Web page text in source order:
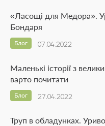
«Ласощі для Медора».
Бондаря
07.04.2022
Блог
Маленькі історії з
варто почитати
27.04.2022
Блог
Труп в обладунках.